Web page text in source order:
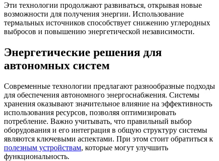
Эти технологии продолжают развиваться, открывая новые
возможности для получения энергии. Использование
термальных источников способствует снижению углеродных
выбросов и повышению энергетической независимости.
Энергетические решения для
автономных систем
Современные технологии предлагают разнообразные подходы
для обеспечения автономного энергоснабжения. Системы
хранения оказывают значительное влияние на эффективность
использования ресурсов, позволяя оптимизировать
потребление. Важно учитывать, что правильный выбор
оборудования и его интеграция в общую структуру системы
являются ключевыми аспектами. При этом стоит обратиться к
полезным устройствам, которые могут улучшить
функциональность.